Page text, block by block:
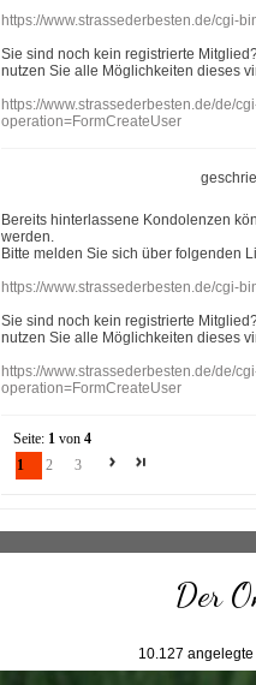
https://www.strassederbesten.de/cgi-
Sie sind noch kein registrierte
nutzen Sie alle Möglichkeiten dieses
https://www.strassederbesten.de/de/
operation=FormCreateUser
Bereits hinterlassene Kondolenzen
werden.
Bitte melden Sie sich über folgenden
https://www.strassederbesten.de/cgi-
Sie sind noch kein registrierte
nutzen Sie alle Möglichkeiten dieses
https://www.strassederbesten.de/de/
operation=FormCreateUser
Seite: 1 von4
1
2 3
Der
10.127 angelegte